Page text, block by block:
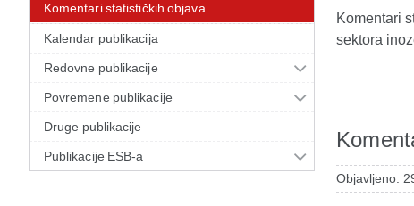
Komentari statističkih objava
Kalendar publikacija
Redovne publikacije
Povremene publikacije
Druge publikacije
Publikacije ESB-a
Komentari
sektora
Objavljeno: